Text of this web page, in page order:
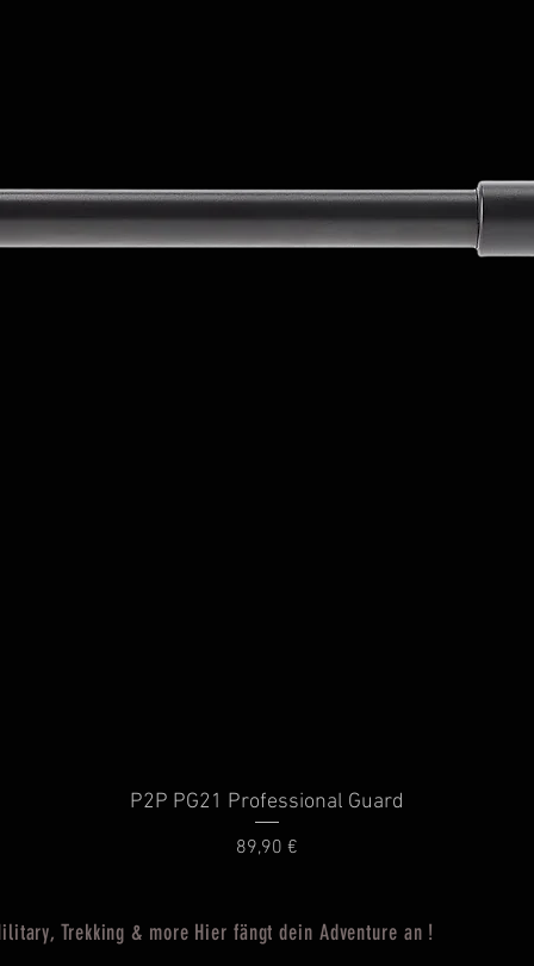
Schnellansicht
P2P PG21 Professional Guard
Preis
89,90 €
Trekking & more Hier fängt dein Adventure an !